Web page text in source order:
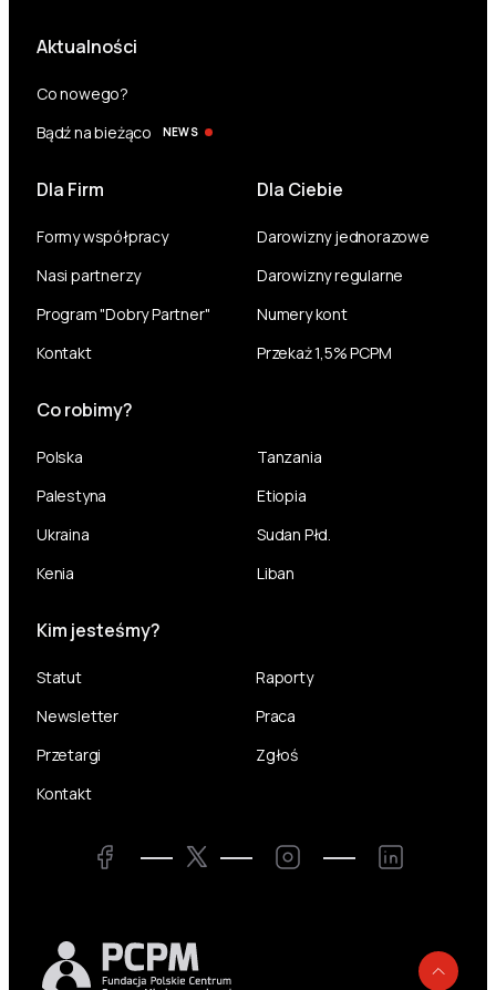
Aktualności
Co nowego?
Bądź na bieżąco
NEWS
Dla Firm
Formy współpracy
Nasi partnerzy
Program "Dobry Partner"
Kontakt
Dla Ciebie
Darowizny jednorazowe
Darowizny regularne
Numery kont
Przekaż 1,5% PCPM
Co robimy?
Polska
Palestyna
Ukraina
Kenia
Tanzania
Etiopia
Sudan Płd.
Liban
Kim jesteśmy?
Statut
Raporty
Newsletter
Praca
Przetargi
Zgłoś
Kontakt
Facebook Twitter Instagram LinkedIn